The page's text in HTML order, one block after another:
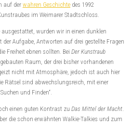
auf der wahren Geschichte des 1992
im Weimarer Stadtschloss.
wurden wir in einen dunklen
Aufgabe, Antworten auf drei gestellte Fragen
Freiheit ebnen sollten. Bei Der Kunstraub
Raum, der drei bisher vorhandenen
nicht mit Atmosphäre, jedoch ist auch hier
Rätsel sind abwechslungsreich, mit einer
und Finden“.
einen guten Kontrast zu Das Mittel der Macht.
die schon erwähnten Walkie-Talkies und zum